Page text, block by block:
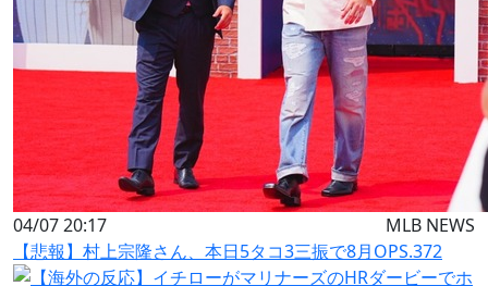
04/07 20:17
MLB NEWS
【悲報】村上宗隆さん、本日5タコ3三振で8月OPS.372